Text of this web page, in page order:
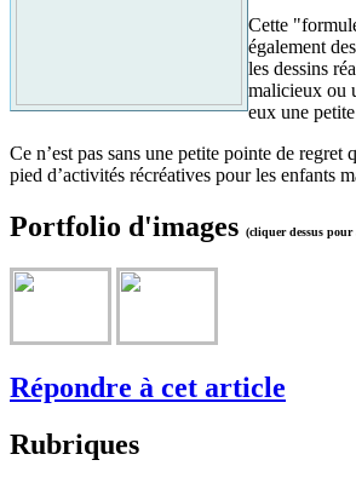
Cette
également
les dessins
malicieux ou
eux une
Ce n’est pas sans une petite pointe de
pied d’activités récréatives pour les enfants
Portfolio d'images (cliquer dessus
Répondre à cet article
Rubriques